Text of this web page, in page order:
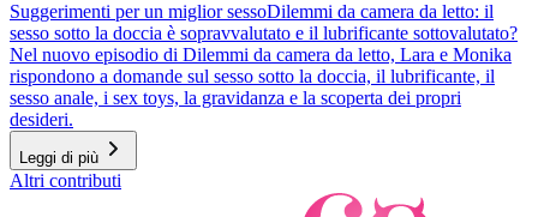
Suggerimenti per un miglior sessoDilemmi da camera da letto: il
sesso sotto la doccia è sopravvalutato e il lubrificante sottovalutato?
Nel nuovo episodio di Dilemmi da camera da letto, Lara e Monika
rispondono a domande sul sesso sotto la doccia, il lubrificante, il
sesso anale, i sex toys, la gravidanza e la scoperta dei propri
desideri.
Leggi di più
Altri contributi